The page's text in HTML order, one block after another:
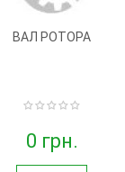
ВАЛ РОТОРА
0 грн.